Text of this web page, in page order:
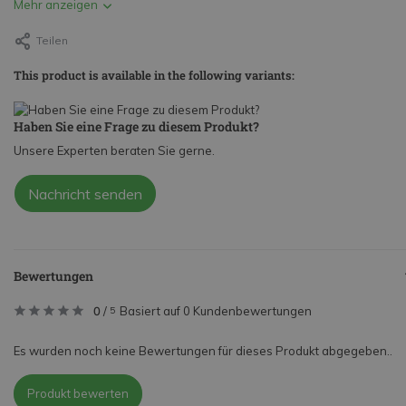
Mehr anzeigen
Teilen
This product is available in the following variants:
Haben Sie eine Frage zu diesem Produkt?
Unsere Experten beraten Sie gerne.
Nachricht senden
Bewertungen
0 / 5 Basiert auf 0 Kundenbewertungen
Es wurden noch keine Bewertungen für dieses Produkt abgegeben..
Produkt bewerten